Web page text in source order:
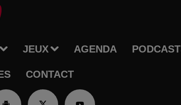
JEUX AGENDA
CONTACT